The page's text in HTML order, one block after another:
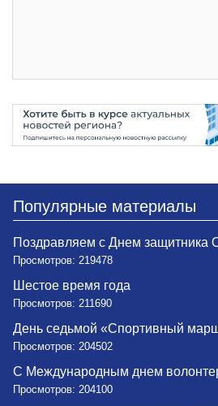
Популярные материалы
Поздравляем с Днем защитника
Просмотров: 219478
Шестое время года
Просмотров: 211690
День седьмой «Спортивный
Просмотров: 204502
С Международным днем
Просмотров: 204100